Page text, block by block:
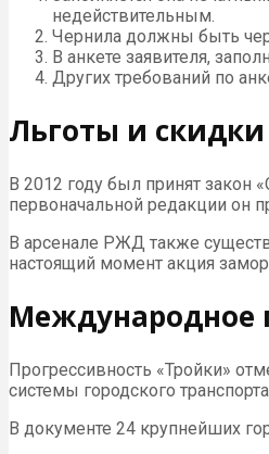
недействительным.
Чернила должны быть
В анкете заявителя,
Других требований по
Льготы и скидки
В 2012 году был принят закон
первоначальной редакции он
В арсенале РЖД также
настоящий момент акция
Международное
Прогрессивность «Тройки»
системы городского
В документе 24 крупнейших